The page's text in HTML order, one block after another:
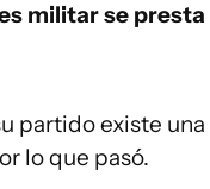
militar se presta
partido existe
lo que pasó.